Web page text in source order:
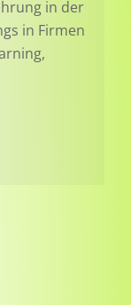
in der
in Firmen